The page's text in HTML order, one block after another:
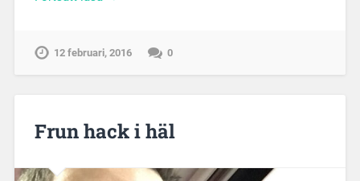
12 februari, 2016 0
Frun hack i häl